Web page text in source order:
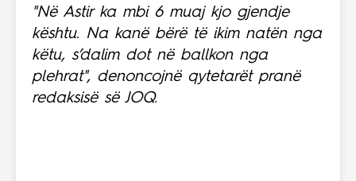
"Në Astir ka mbi 6 muaj kjo gjendje
kështu. Na kanë bërë të ikim natën nga
këtu, s’dalim dot në ballkon nga
plehrat", denoncojnë qytetarët pranë
redaksisë së JOQ.